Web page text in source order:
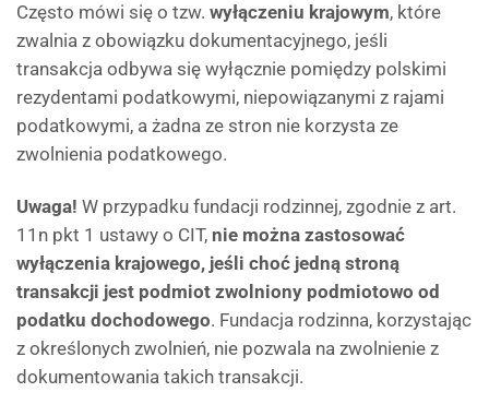
Często mówi się o tzw. wyłączeniu krajowym, które
zwalnia z obowiązku dokumentacyjnego, jeśli
transakcja odbywa się wyłącznie pomiędzy polskimi
rezydentami podatkowymi, niepowiązanymi z rajami
podatkowymi, a żadna ze stron nie korzysta ze
zwolnienia podatkowego.
Uwaga! W przypadku fundacji rodzinnej, zgodnie z art.
11n pkt 1 ustawy o CIT, nie można zastosować
wyłączenia krajowego, jeśli choć jedną stroną
transakcji jest podmiot zwolniony podmiotowo od
podatku dochodowego. Fundacja rodzinna, korzystając
z określonych zwolnień, nie pozwala na zwolnienie z
dokumentowania takich transakcji.